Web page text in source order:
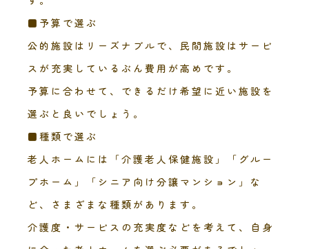
■予算で選ぶ
公的施設はリーズナブルで、民間施設はサービ
スが充実しているぶん費用が高めです。
予算に合わせて、できるだけ希望に近い施設を
選ぶと良いでしょう。
■種類で選ぶ
老人ホームには「介護老人保健施設」「グルー
プホーム」「シニア向け分譲マンション」な
ど、さまざまな種類があります。
介護度・サービスの充実度などを考えて、自身